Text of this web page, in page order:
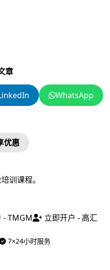
章
WhatsApp
优惠
训课程。
- TMGM 立即开户 - 高汇
7×24小时服务